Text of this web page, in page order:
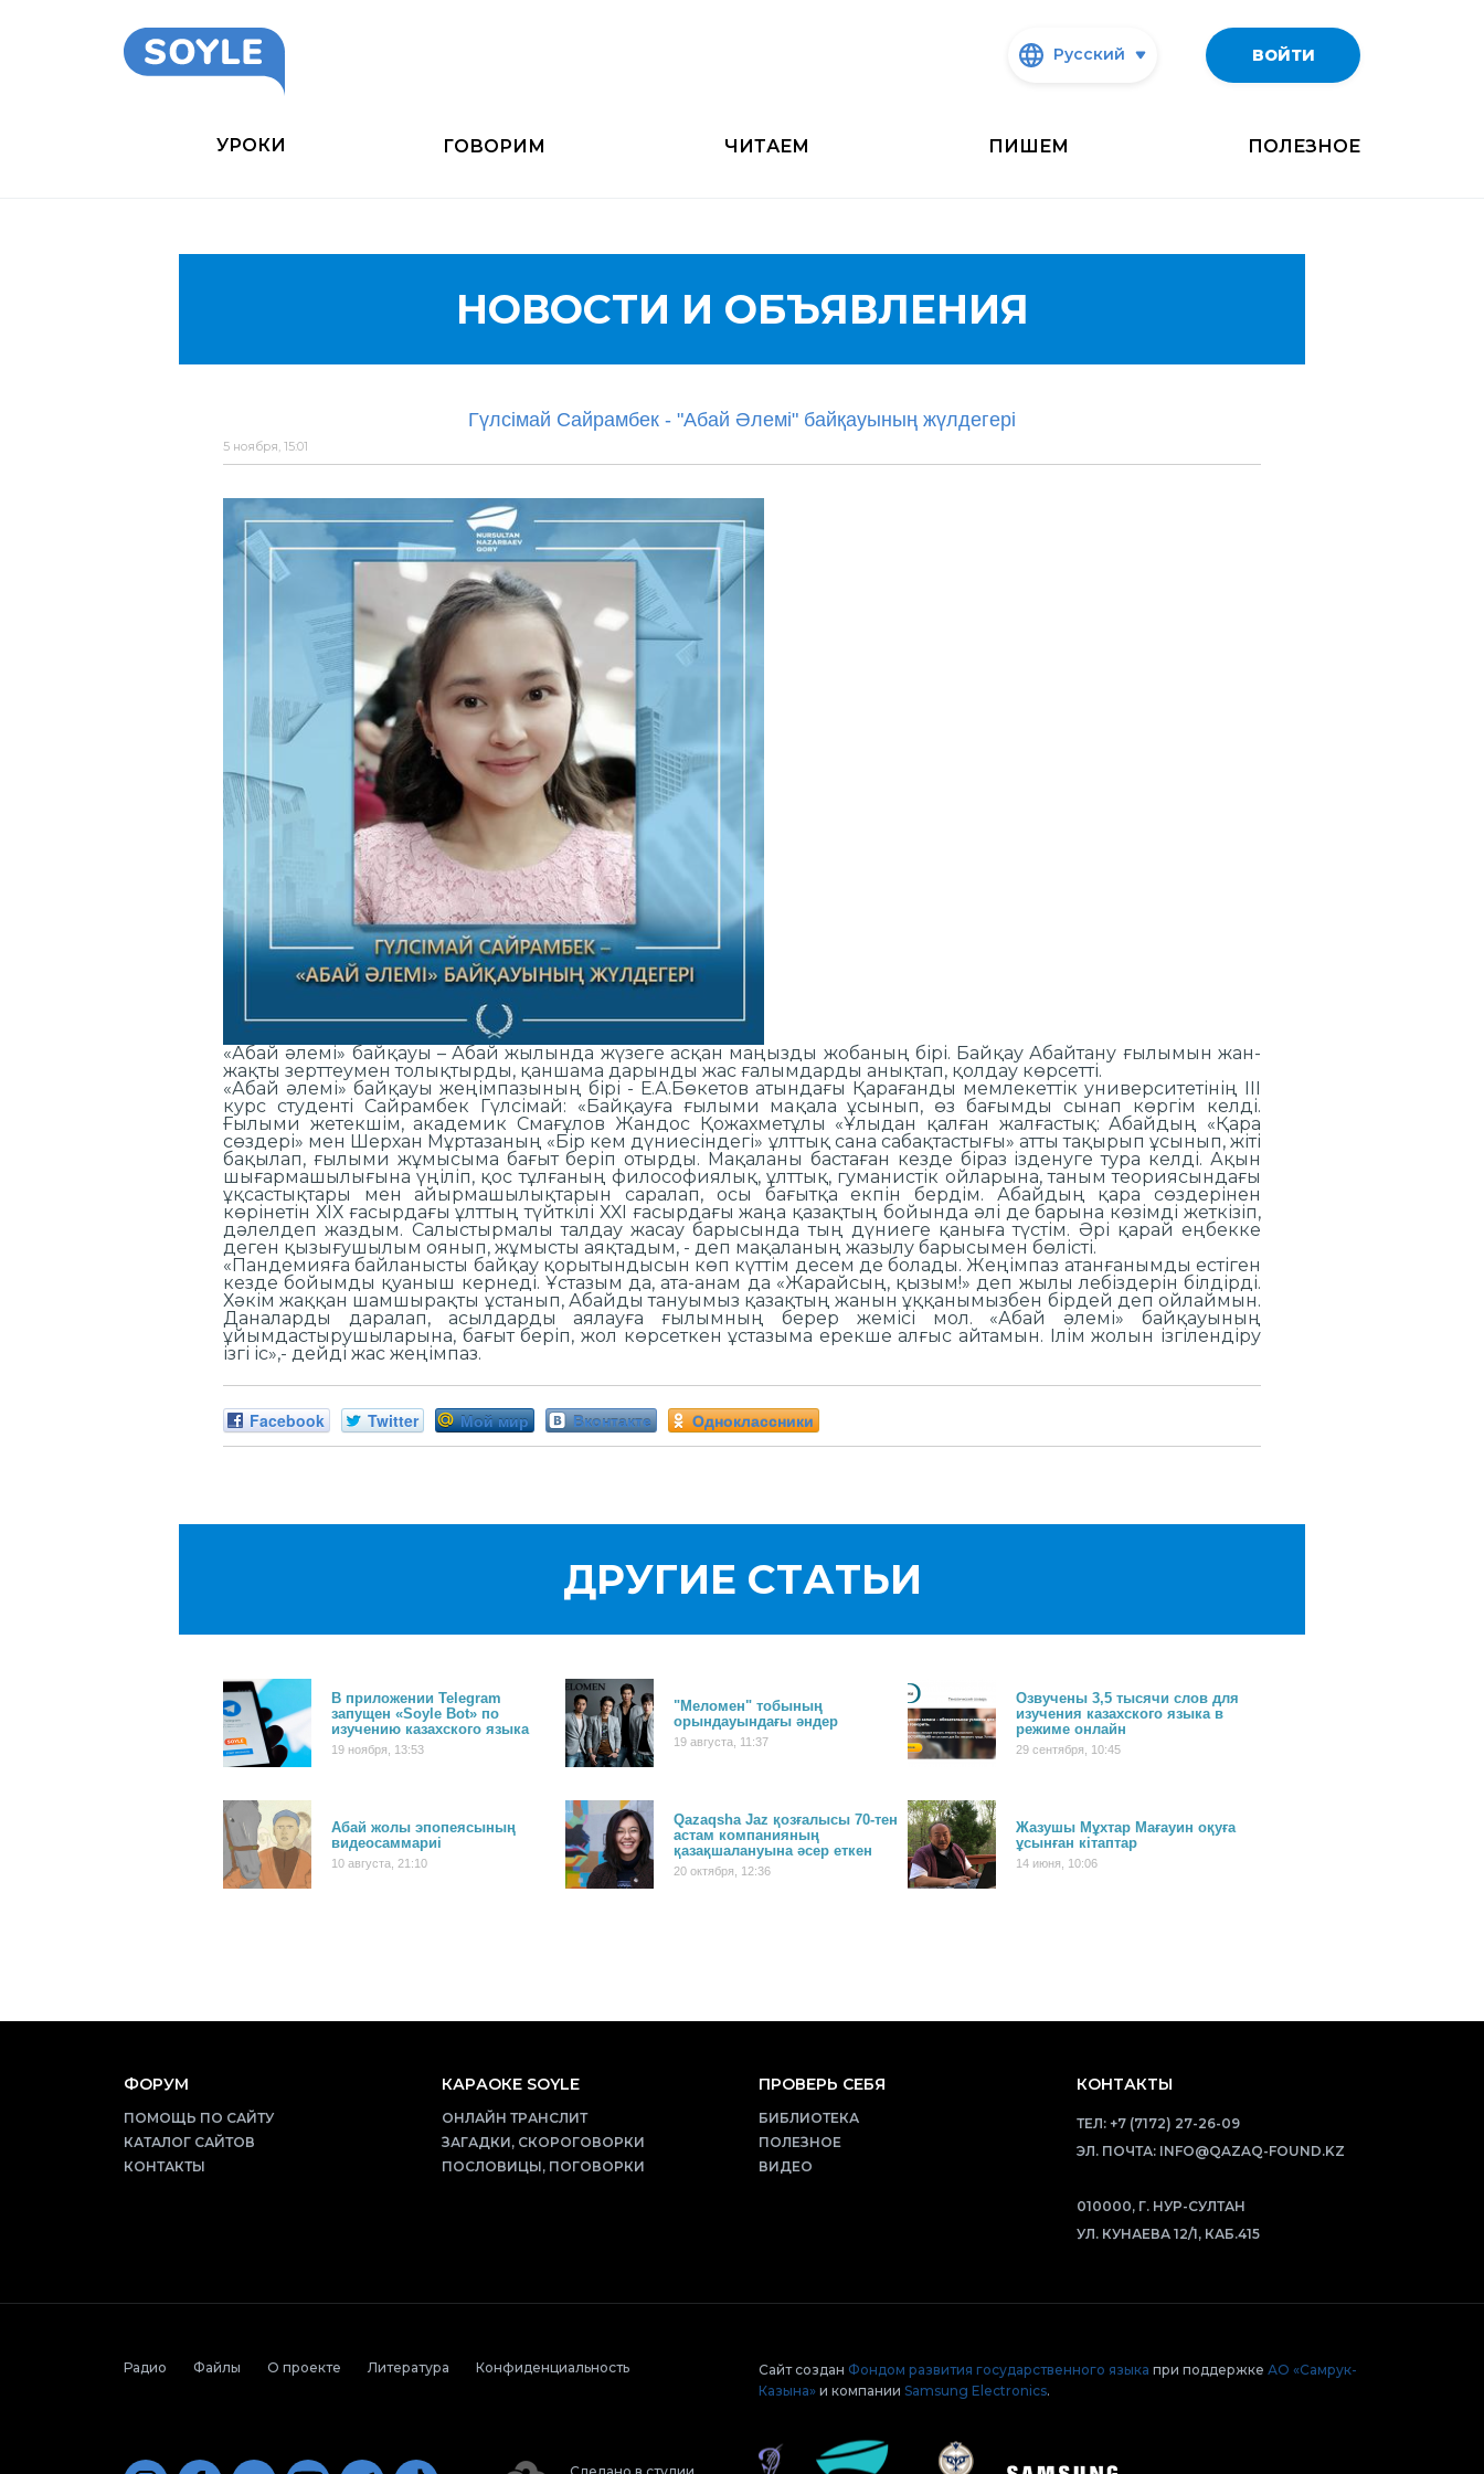
Русский ВОЙТИ
УРОКИ ГОВОРИМ ЧИТАЕМ ПИШЕМ ПОЛЕЗНОЕ
НОВОСТИ И ОБЪЯВЛЕНИЯ
Гүлсімай Сайрамбек - "Абай Әлемі" байқауының жүлдегері
5 ноября, 15:01
«Абай әлемі» байқауы – Абай жылында жүзеге асқан маңызды жобаның бірі. Байқау Абайтану ғылымын жан-
жақты зерттеумен толықтырды, қаншама дарынды жас ғалымдарды анықтап, қолдау көрсетті.
«Абай әлемі» байқауы жеңімпазының бірі - Е.А.Бөкетов атындағы Қарағанды мемлекеттік университетінің ІІІ
курс студенті Сайрамбек Гүлсімай: «Байқауға ғылыми мақала ұсынып, өз бағымды сынап көргім келді.
Ғылыми жетекшім, академик Смағұлов Жандос Қожахметұлы «Ұлыдан қалған жалғастық: Абайдың «Қара
сөздері» мен Шерхан Мұртазаның «Бір кем дүниесіндегі» ұлттық сана сабақтастығы» атты тақырып ұсынып, жіті
бақылап, ғылыми жұмысыма бағыт беріп отырды. Мақаланы бастаған кезде біраз ізденуге тура келді. Ақын
шығармашылығына үңіліп, қос тұлғаның философиялық, ұлттық, гуманистік ойларына, таным теориясындағы
ұқсастықтары мен айырмашылықтарын саралап, осы бағытқа екпін бердім. Абайдың қара сөздерінен
көрінетін ХІХ ғасырдағы ұлттың түйткілі ХХІ ғасырдағы жаңа қазақтың бойында әлі де барына көзімді жеткізіп,
дәлелдеп жаздым. Салыстырмалы талдау жасау барысында тың дүниеге қаныға түстім. Әрі қарай еңбекке
деген қызығушылым оянып, жұмысты аяқтадым, - деп мақаланың жазылу барысымен бөлісті.
«Пандемияға байланысты байқау қорытындысын көп күттім десем де болады. Жеңімпаз атанғанымды естіген
кезде бойымды қуаныш кернеді. Ұстазым да, ата-анам да «Жарайсың, қызым!» деп жылы лебіздерін білдірді.
Хәкім жаққан шамшырақты ұстанып, Абайды тануымыз қазақтың жанын ұққанымызбен бірдей деп ойлаймын.
Даналарды даралап, асылдарды аялауға ғылымның берер жемісі мол. «Абай әлемі» байқауының
ұйымдастырушыларына, бағыт беріп, жол көрсеткен ұстазыма ерекше алғыс айтамын. Ілім жолын ізгілендіру
ізгі іс»,- дейді жас жеңімпаз.
Facebook Twitter Мой мир Вконтакте Одноклассники
ДРУГИЕ СТАТЬИ
В приложении Telegram
запущен «Soyle Bot» по
изучению казахского языка
19 ноября, 13:53
"Меломен" тобының
орындауындағы әндер
19 августа, 11:37
Озвучены 3,5 тысячи слов для
изучения казахского языка в
режиме онлайн
29 сентября, 10:45
Абай жолы эпопеясының
видеосаммариі
10 августа, 21:10
Qazaqsha Jaz қозғалысы 70-тен
астам компанияның
қазақшалануына әсер еткен
20 октября, 12:36
Жазушы Мұхтар Мағауин оқуға
ұсынған кітаптар
14 июня, 10:06
ФОРУМ
ПОМОЩЬ ПО САЙТУ
КАТАЛОГ САЙТОВ
КОНТАКТЫ
КАРАОКЕ SOYLE
ОНЛАЙН ТРАНСЛИТ
ЗАГАДКИ, СКОРОГОВОРКИ
ПОСЛОВИЦЫ, ПОГОВОРКИ
ПРОВЕРЬ СЕБЯ
БИБЛИОТЕКА
ПОЛЕЗНОЕ
ВИДЕО
КОНТАКТЫ
ТЕЛ: +7 (7172) 27-26-09
ЭЛ. ПОЧТА: INFO@QAZAQ-FOUND.KZ
010000, Г. НУР-СУЛТАН
УЛ. КУНАЕВА 12/1, КАБ.415
Радио Файлы О проекте Литература Конфиденциальность Сайт создан Фондом развития государственного языка при поддержке АО «Самрук-
Казына» и компании Samsung Electronics.